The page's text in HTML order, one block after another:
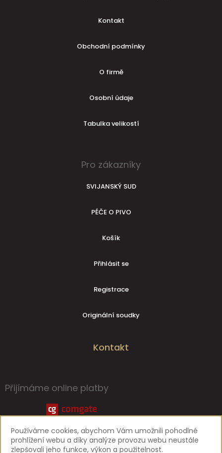
Používáme cookies, abychom Vám umožnili pohodlné
prohlížení webu a díky analýze provozu webu neustále
zlepšovali jeho funkce, výkon a použitelnost.
Kontakt
Obchodní podmínky
O firmě
Osobní údaje
Tabulka velikostí
Pro zákazníky
SVIJANSKÝ SUD
PÉČE O PIVO
Košík
Přihlásit se
Registrace
Originální soudky
Kontakt
Přijímáme online platby